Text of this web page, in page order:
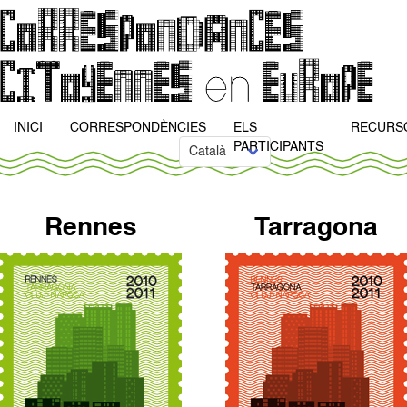
INICI CORRESPONDÈNCIES
ELS
PARTICIPANTS
Rennes Tarragona